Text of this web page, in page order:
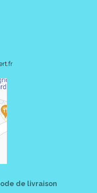
de livraison